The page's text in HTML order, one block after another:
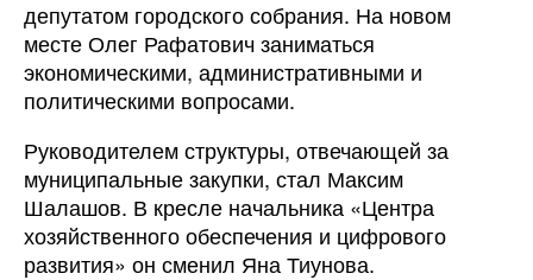
депутатом городского собрания. На новом
месте Олег Рафатович заниматься
экономическими, административными и
политическими вопросами.
Руководителем структуры, отвечающей за
муниципальные закупки, стал Максим
Шалашов. В кресле начальника «Центра
хозяйственного обеспечения и цифрового
развития» он сменил Яна Тиунова.